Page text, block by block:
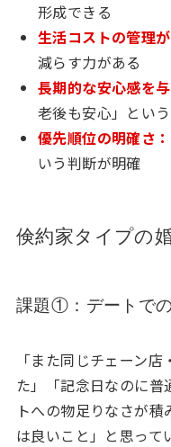
形成できる
生活コストの管理が
減らす力がある
長期的な安心感を
老後も安心」とい
優先順位の明確さ：
いう判断が明確
倹約家タイプの
課題①：デートで
「また同じチェーン
た」「記念日なのに
トへの物足りなさが
は良いこと」と思って